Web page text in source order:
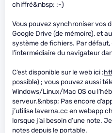
chiffré&nbsp; :-)
Vous pouvez synchroniser vos
Google Drive (de mémoire), et
système de fichiers. Par défaut,
l’intermédiaire du navigateur
C’est disponible sur le web ici :
possible) ; vous pouvez aussi
Windows/Linux/Mac OS ou
serveur.&nbsp; Pas encore
j’utilise laverna.cc en webapp
lorsque j’ai besoin d’une note.
notes depuis le portable.